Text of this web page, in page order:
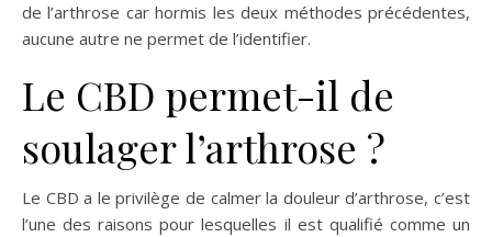
de l’arthrose car hormis les deux méthodes précédentes,
aucune autre ne permet de l’identifier.
Le CBD permet-il de
soulager l’arthrose ?
Le CBD a le privilège de calmer la douleur d’arthrose, c’est
l’une des raisons pour lesquelles il est qualifié comme un